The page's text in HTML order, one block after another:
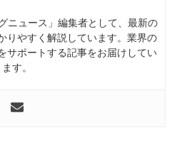
ニュース」編集者として、最新の
りやすく解説しています。業界の
サポートする記事をお届けしてい
ます。